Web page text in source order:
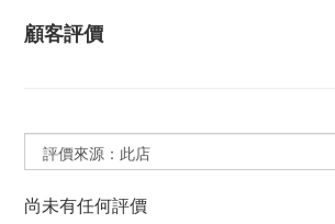
顧客評價
尚未有任何評價